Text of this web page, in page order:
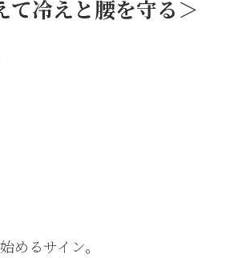
冷えと腰を守る＞
るサイン。